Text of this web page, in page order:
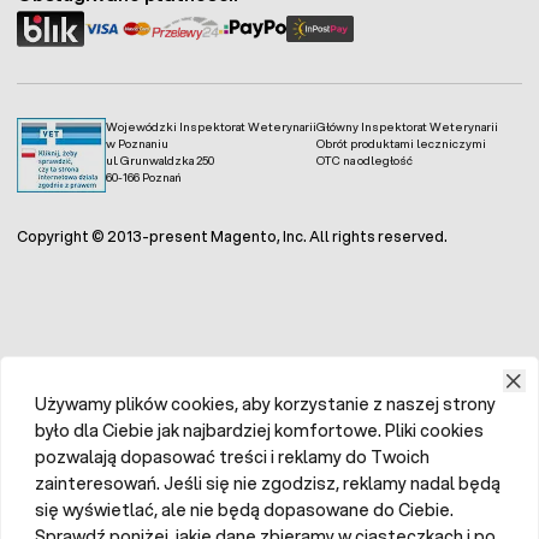
Kury nieśne: 3-5 g/zwierzę/dzień.
Kaczki: 3-6 g/zwierzę/dzień.
Gęsi, indyki: 4-6 g/zwierzę/dzień.
Gąsięta, indyczęta: 3-5 g/zwierzę/dzień.
Gołębie: 0,5-1 g/zwierzę/dzień.
Bażanty: 1-2 g/zwierzę/dzień.
Wojewódzki Inspektorat Weterynarii
w Poznaniu
ul. Grunwaldzka 250
60-166 Poznań
Główny Inspektorat Weterynarii
Obrót produktami leczniczymi
OTC na odległość
Copyright © 2013-present Magento, Inc. All rights reserved.
Używamy plików cookies, aby korzystanie z naszej strony
było dla Ciebie jak najbardziej komfortowe. Pliki cookies
pozwalają dopasować treści i reklamy do Twoich
zainteresowań. Jeśli się nie zgodzisz, reklamy nadal będą
się wyświetlać, ale nie będą dopasowane do Ciebie.